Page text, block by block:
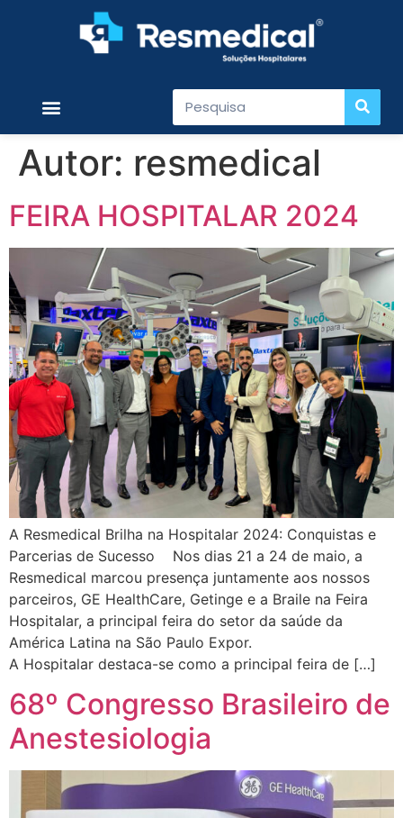
Autor: resmedical
FEIRA HOSPITALAR 2024
A Resmedical Brilha na Hospitalar 2024: Conquistas e
Parcerias de Sucesso Nos dias 21 a 24 de maio, a
Resmedical marcou presença juntamente aos nossos
parceiros, GE HealthCare, Getinge e a Braile na Feira
Hospitalar, a principal feira do setor da saúde da
América Latina na São Paulo Expor.
A Hospitalar destaca-se como a principal feira de […]
68º Congresso Brasileiro de
Anestesiologia